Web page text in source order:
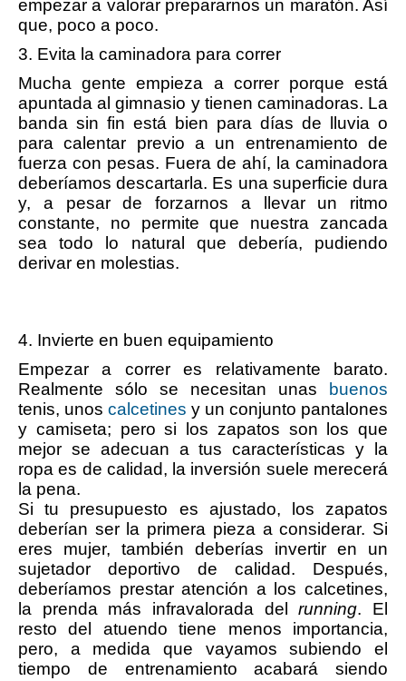
empezar a valorar prepararnos un maratón. Así
que, poco a poco.
3. Evita la caminadora para correr
Mucha gente empieza a correr porque está
apuntada al gimnasio y tienen caminadoras. La
banda sin fin está bien para días de lluvia o
para calentar previo a un entrenamiento de
fuerza con pesas. Fuera de ahí, la caminadora
deberíamos descartarla. Es una superficie dura
y, a pesar de forzarnos a llevar un ritmo
constante, no permite que nuestra zancada
sea todo lo natural que debería, pudiendo
derivar en molestias.
4. Invierte en buen equipamiento
Empezar a correr es relativamente barato.
Realmente sólo se necesitan unas
buenos
tenis, unos calcetines y un conjunto pantalones
y camiseta; pero si los zapatos son los que
mejor se adecuan a tus características y la
ropa es de calidad, la inversión suele merecerá
la pena.
Si tu presupuesto es ajustado, los zapatos
deberían ser la primera pieza a considerar. Si
eres mujer, también deberías invertir en un
sujetador deportivo de calidad. Después,
deberíamos prestar atención a los calcetines,
la prenda más infravalorada delrunning. El
resto del atuendo tiene menos importancia,
pero, a medida que vayamos subiendo el
tiempo de entrenamiento acabará siendo